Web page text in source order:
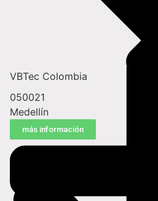
VBTec Colombia
050021
Medellín
más información